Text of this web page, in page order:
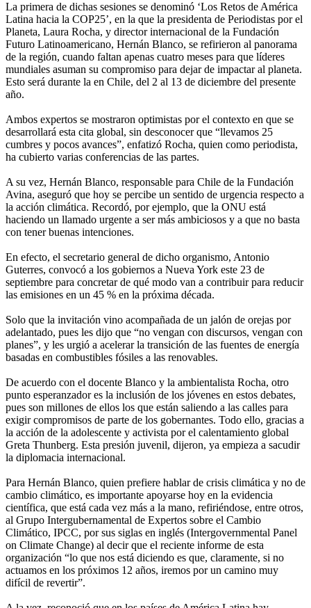
La primera de dichas sesiones se denominó ‘Los Retos de América
Latina hacia la COP25’, en la que la presidenta de Periodistas por el
Planeta, Laura Rocha, y director internacional de la Fundación
Futuro Latinoamericano, Hernán Blanco, se refirieron al panorama
de la región, cuando faltan apenas cuatro meses para que líderes
mundiales asuman su compromiso para dejar de impactar al planeta.
Esto será durante la en Chile, del 2 al 13 de diciembre del presente
año.
Ambos expertos se mostraron optimistas por el contexto en que se
desarrollará esta cita global, sin desconocer que “llevamos 25
cumbres y pocos avances”, enfatizó Rocha, quien como periodista,
ha cubierto varias conferencias de las partes.
A su vez, Hernán Blanco, responsable para Chile de la Fundación
Avina, aseguró que hoy se percibe un sentido de urgencia respecto a
la acción climática. Recordó, por ejemplo, que la ONU está
haciendo un llamado urgente a ser más ambiciosos y a que no basta
con tener buenas intenciones.
En efecto, el secretario general de dicho organismo, Antonio
Guterres, convocó a los gobiernos a Nueva York este 23 de
septiembre para concretar de qué modo van a contribuir para reducir
las emisiones en un 45 % en la próxima década.
Solo que la invitación vino acompañada de un jalón de orejas por
adelantado, pues les dijo que “no vengan con discursos, vengan con
planes”, y les urgió a acelerar la transición de las fuentes de energía
basadas en combustibles fósiles a las renovables.
De acuerdo con el docente Blanco y la ambientalista Rocha, otro
punto esperanzador es la inclusión de los jóvenes en estos debates,
pues son millones de ellos los que están saliendo a las calles para
exigir compromisos de parte de los gobernantes. Todo ello, gracias a
la acción de la adolescente y activista por el calentamiento global
Greta Thunberg. Esta presión juvenil, dijeron, ya empieza a sacudir
la diplomacia internacional.
Para Hernán Blanco, quien prefiere hablar de crisis climática y no de
cambio climático, es importante apoyarse hoy en la evidencia
científica, que está cada vez más a la mano, refiriéndose, entre otros,
al Grupo Intergubernamental de Expertos sobre el Cambio
Climático, IPCC, por sus siglas en inglés (Intergovernmental Panel
on Climate Change) al decir que el reciente informe de esta
organización “lo que nos está diciendo es que, claramente, si no
actuamos en los próximos 12 años, iremos por un camino muy
difícil de revertir”.